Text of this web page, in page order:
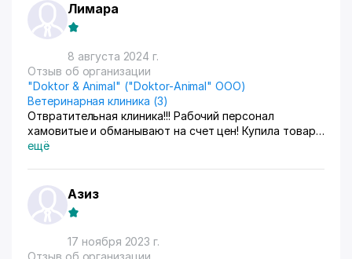
Лимара
8 августа 2024 г.
Отзыв об организации
"Doktor & Animal" ("Doktor-Animal" ООО)
Ветеринарная клиника (3)
Отвратительная клиника!!! Рабочий персонал
хамовитые и обманывают на счет цен! Купила товар
у них в аптеке, а когда тут же вернула за
обманывать что возврат только через налоговую!
Таких законов нет и это не лекарство, это первый
обман. Второй обман произошел тут же, в соседней
комнате, где принимают животных: Марина по
телефону сказала, что установка катетера стоит 50
ещё
Азиз
17 ноября 2023 г.
Отзыв об организации